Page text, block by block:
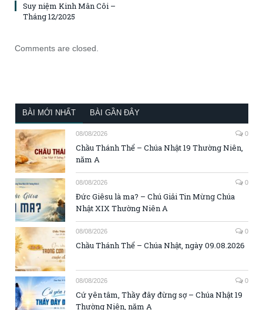
Suy niệm Kinh Mân Côi –
Tháng 12/2025
Comments are closed.
BÀI MỚI NHẤT BÀI GẦN ĐÂY
08/08/2026 0
Chầu Thánh Thể – Chúa Nhật 19 Thường Niên,
năm A
08/08/2026 0
Đức Giêsu là ma? – Chú Giải Tin Mừng Chúa
Nhật XIX Thường Niên A
08/08/2026 0
Chầu Thánh Thể – Chúa Nhật, ngày 09.08.2026
08/08/2026 0
Cứ yên tâm, Thầy đây đừng sợ – Chúa Nhật 19
Thường Niên, năm A